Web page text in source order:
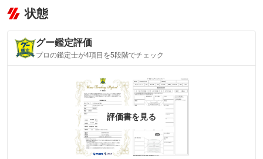
状態
グー鑑定評価
プロの鑑定士が4項目を5段階でチェック
評価書を見る